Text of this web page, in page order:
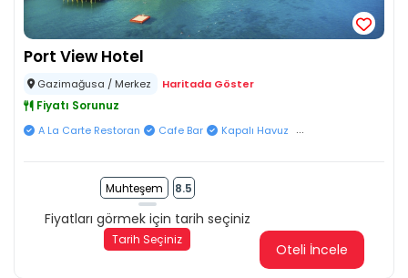
Port View Hotel
Gazimağusa / Merkez Haritada Göster
Fiyatı Sorunuz
A La Carte Restoran Cafe Bar Kapalı Havuz ...
Muhteşem 8.5
Fiyatları görmek için tarih seçiniz
Tarih Seçiniz
Oteli İncele